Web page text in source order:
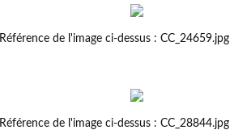
Référence de l'image ci-dessus : CC_24659.jpg
Référence de l'image ci-dessus : CC_28844.jpg